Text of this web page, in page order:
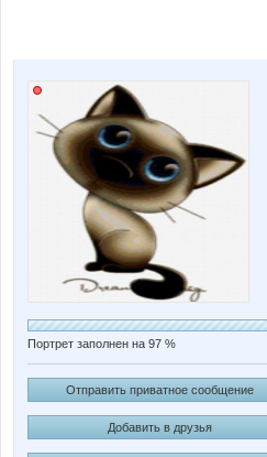
Портрет заполнен на 97 %
Отправить приватное сообщение
Добавить в друзья